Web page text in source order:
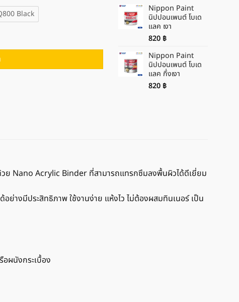
Black
สูตรน้ำ ชนิดกึ่งเงา ชิ้น
Nippon Paint
นิปปอนเพนต์ โบเด
แลค เงา
820 ฿
Nippon Paint
นิปปอนเพนต์ โบเด
แลค กึ่งเงา
820 ฿
ย Nano Acrylic Binder ที่สามารถแทรกซึมลงพื้นผิวได้ดีเยี่ยม
งมีประสิทธิภาพ ใช้งานง่าย แห้งไว ไม่ต้องผสมทินเนอร์ เป็น
อผนังกระเบื้อง